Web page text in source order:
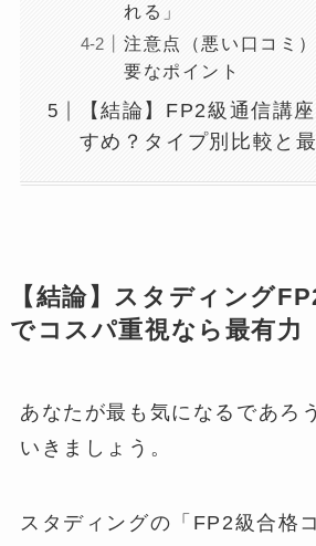
れる」
注意点（悪い口コミ
要なポイント
【結論】FP2級通信講
すめ？タイプ別比較と
【結論】スタディング
でコスパ重視なら最有力
あなたが最も気になるであろ
いきましょう。
スタディングの「FP2級合格